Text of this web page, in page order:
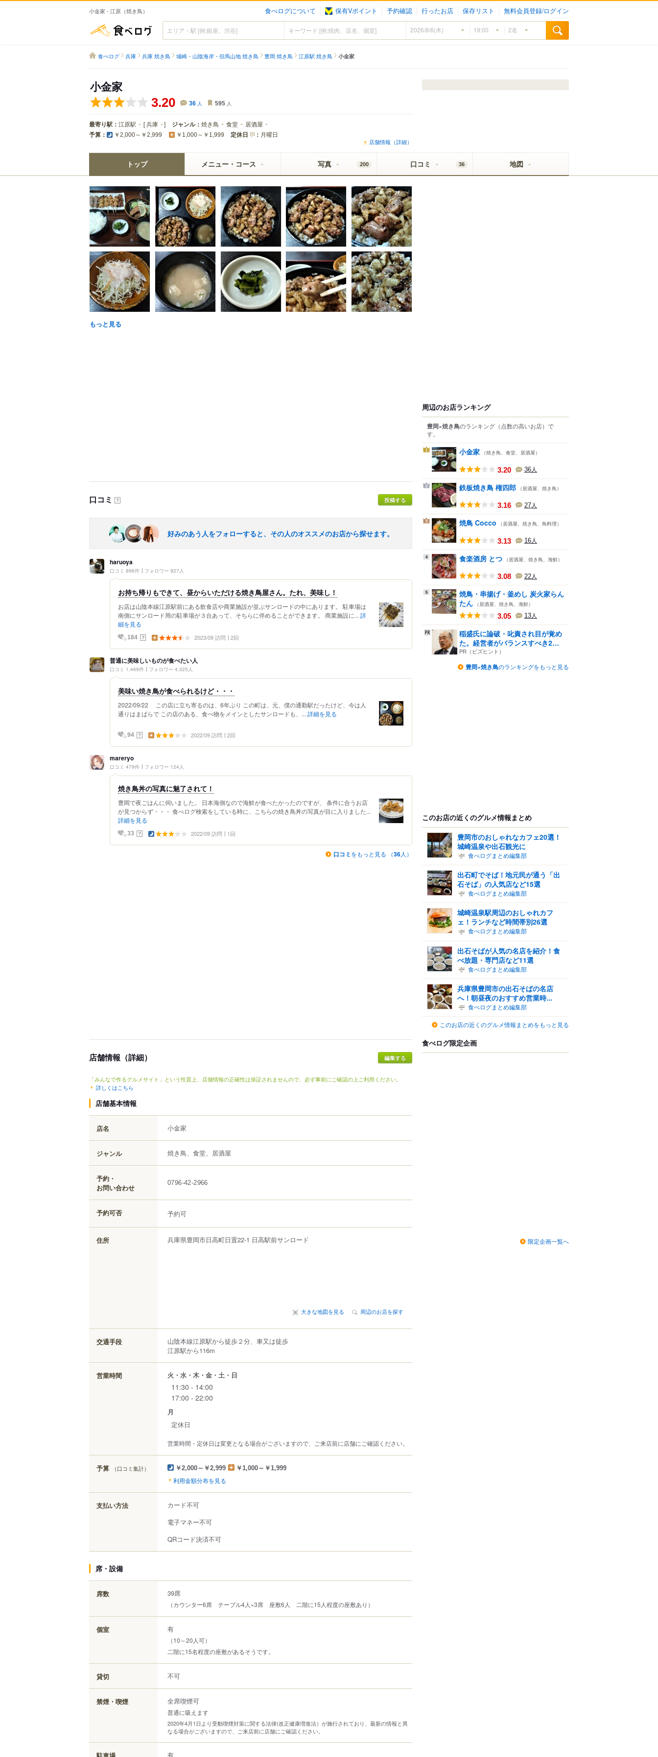
小金家 - 江原（焼き鳥） 食べログについて 保有Vポイント 予約確認 行ったお店 保存リスト 無料会員登録/ログイン
食べログ
食べログ 兵庫 兵庫 焼き鳥 城崎・山陰海岸・但馬山地 焼き鳥 豊岡 焼き鳥 江原駅 焼き鳥 小金家
小金家
3.20 36 人 595 人
最寄り駅： 江原駅 [兵庫 ] ジャンル： 焼き鳥 食堂 居酒屋
予算： ￥2,000～￥2,999 ￥1,000～￥1,999 定休日 ： 月曜日
店舗情報（詳細）
トップ メニュー・コース 写真 200 口コミ 36 地図
もっと見る
口コミ ？ 投稿する
好みのあう人をフォローすると、その人のオススメのお店から探せます。
haruoya
口コミ 896件 フォロワー 927人
お持ち帰りもできて、昼からいただける焼き鳥屋さん。たれ、美味し！
お店は山陰本線江原駅前にある飲食店や商業施設が並ぶサンロードの中にあります。 駐車場は
南側にサンロード用の駐車場が３台あって、そちらに停めることができます。 商業施設に... 詳
細を見る
184 ？ 2023/09 訪問 2回
普通に美味しいものが食べたい人
口コミ 1,469件 フォロワー 4,325人
美味い焼き鳥が食べられるけど・・・
2022/09/22 この店に立ち寄るのは、6年ぶり この町は、元、僕の通勤駅だったけど、今は人
通りはまばらで この店のある、食べ物をメインとしたサンロードも、... 詳細を見る
94 ？ 2022/09 訪問 2回
mareryo
口コミ 479件 フォロワー 124人
焼き鳥丼の写真に魅了されて！
豊岡で夜ごはんに伺いました。 日本海側なので海鮮が食べたかったのですが、 条件に合うお店
が見つからず・・・ 食べログ検索をしている時に、こちらの焼き鳥丼の写真が目に入りました...
詳細を見る
33 ？ 2022/09 訪問 1回
口コミ をもっと見る （36人）
店舗情報（詳細）
「みんなで作るグルメサイト」という性質上、店舗情報の正確性は保証されませんので、必ず事前にご確認の上ご利用ください。
詳しくはこちら
店舗基本情報
店名 小金家
ジャンル 焼き鳥、食堂、居酒屋
予約・
お問い合わせ
0796-42-2966
予約可否 予約可
住所 兵庫県豊岡市日高町日置22-1 日高駅前サンロード
大きな地図を見る 周辺のお店を探す
交通手段
山陰本線江原駅から徒歩２分、車又は徒歩
江原駅から116m
営業時間 火・水・木・金・土・日
11:30 - 14:00
17:00 - 22:00
月
定休日
営業時間・定休日は変更となる場合がございますので、ご来店前に店舗にご確認ください。
予算 （口コミ集計） ￥2,000～￥2,999 ￥1,000～￥1,999
利用金額分布を見る
支払い方法
カード不可
電子マネー不可
QRコード決済不可
席・設備
席数 39席
（カウンター6席 テーブル4人×3席 座敷6人 二階に15人程度の座敷あり）
個室 有
（10～20人可）
二階に15名程度の座敷があるそうです。
貸切 不可
禁煙・喫煙 全席喫煙可
普通に吸えます
2020年4月1日より受動喫煙対策に関する法律(改正健康増進法）が施行されており、最新の情報と異
なる場合がございますので、ご来店前に店舗にご確認ください。
駐車場 有
周辺のお店ランキング
豊岡×焼き鳥のランキング （点数の高いお店） で
す。
1 小金家 （焼き鳥、食堂、居酒屋）
3.20 36人
2 鉄板焼き鳥 権四郎 （居酒屋、焼き鳥）
3.16 27人
3 焼鳥 Cocco （居酒屋、焼き鳥、鳥料理）
3.13 16人
4 食楽酒房 とつ （居酒屋、焼き鳥、海鮮）
3.08 22人
5
焼鳥・串揚げ・釜めし 炭火家らん
たん （居酒屋、焼き鳥、海鮮）
3.05 13人
稲盛氏に論破・叱責され目が覚め
た。経営者がバランスすべき2
つ...
PR（ビズヒント）
豊岡×焼き鳥のランキングをもっと見る
このお店の近くのグルメ情報まとめ
豊岡市のおしゃれなカフェ20選！
城崎温泉や出石観光に
食べログまとめ編集部
出石町でそば！地元民が通う「出
石そば」の人気店など15選
食べログまとめ編集部
城崎温泉駅周辺のおしゃれカフ
ェ！ランチなど時間帯別26選
食べログまとめ編集部
出石そばが人気の名店を紹介！食
べ放題・専門店など11選
食べログまとめ編集部
兵庫県豊岡市の出石そばの名店
へ！朝昼夜のおすすめ営業時...
食べログまとめ編集部
このお店の近くのグルメ情報まとめをもっと見る
食べログ限定企画
限定企画一覧へ